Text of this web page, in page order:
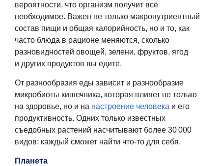
вероятности, что организм получит всё
необходимое. Важен не только макронутриентный
состав пищи и общая калорийность, но и то, как
часто блюда в рационе меняются, сколько
разновидностей овощей, зелени, фруктов, ягод
и других продуктов вы едите.
От разнообразия еды зависит и разнообразие
микробиоты кишечника, которая влияет не только
на здоровье, но и на настроение человека и его
продуктивность. Одних только известных
съедобных растений насчитывают более 30 000
видов: каждый сможет найти что-то для себя.
Планета